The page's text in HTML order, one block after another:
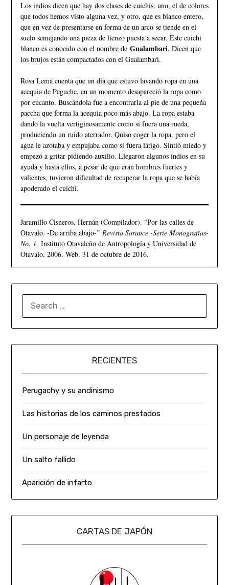
Los indios dicen que hay dos clases de cuichis: uno, el de colores
que todos hemos visto alguna vez, y otro, que es blanco entero,
que en vez de presentarse en forma de un arco se tiende en el
suelo semejando una pieza de lienzo puesta a secar. Este cuichi
blanco es conocido con el nombre de Gualambari. Dicen que
los brujos están compactados con el Gualambari.
Rosa Lema cuenta que un día que estuvo lavando ropa en una
acequia de Peguche, en un momento desapareció la ropa como
por encanto. Buscándola fue a encontrarla al pie de una pequeña
paccha que forma la acequia poco más abajo. La ropa estaba
dando la vuelta vertiginosamente como si fuera una rueda,
produciendo un ruido aterrador. Quiso coger la ropa, pero el
agua le azotaba y empujaba como si fuera látigo. Sintió miedo y
empezó a gritar pidiendo auxilio. Llegaron algunos indios en su
ayuda y hasta ellos, a pesar de que eran hombres fuertes y
valientes, tuvieron dificultad de recuperar la ropa que se había
apoderado el cuichi.
Jaramillo Cisneros, Hernán (Compilador). “Por las calles de
Otavalo. -De arriba abajo-” Revista Sarance -Serie Monografías-
No. 1. Instituto Otavaleño de Antropología y Universidad de
Otavalo, 2006. Web. 31 de octubre de 2016.
RECIENTES
Perugachy y su andinismo
Las historias de los caminos prestados
Un personaje de leyenda
Un salto fallido
Aparición de infarto
CARTAS DE JAPÓN